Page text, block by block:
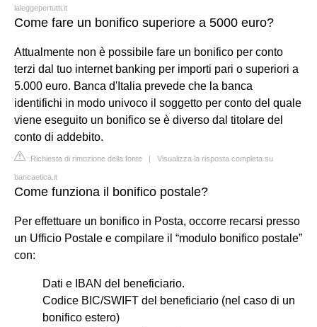
laleggepertutti.it
Come fare un bonifico superiore a 5000 euro?
Attualmente non è possibile fare un bonifico per conto
terzi dal tuo internet banking per importi pari o superiori a
5.000 euro. Banca d'Italia prevede che la banca
identifichi in modo univoco il soggetto per conto del quale
viene eseguito un bonifico se è diverso dal titolare del
conto di addebito.
Richiesta di rimozione della fonte | Visualizza la risposta completa su
bancaetica.it
Come funziona il bonifico postale?
Per effettuare un bonifico in Posta, occorre recarsi presso
un Ufficio Postale e compilare il “modulo bonifico postale”
con:
Dati e IBAN del beneficiario.
Codice BIC/SWIFT del beneficiario (nel caso di un
bonifico estero)